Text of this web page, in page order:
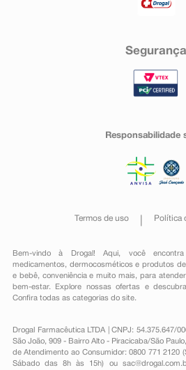
Segurança
Responsabilidade
Termos de uso Política
Bem-vindo à Drogal! Aqui, você
medicamentos , dermocosméticos e produtos de
e bebê, conveniênciae muito mais, para
bem-estar. Explore nossas ofertas e
Confira todas as categorias do site.
Drogal Farmacêutica LTDA | CNPJ: 54.375.647/
São João, 909 - Bairro Alto - Piracicaba/São
de Atendimento ao Consumidor: 0800 771 2120
Sábado das 8h às 15h) ou